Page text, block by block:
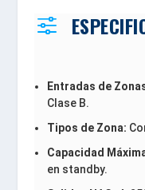
f
Entradas de
Clase B.
Tipos de Zona:
Capacidad
en standby.